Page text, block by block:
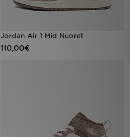
Jordan Air 1 Mid Nuoret
110,00€